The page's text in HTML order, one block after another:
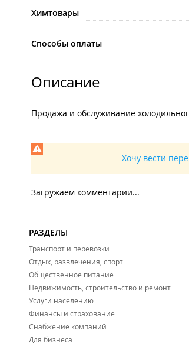
Химтовары
Способы оплаты
Описание
Продажа и обслуживание
Хочу вести
Загружаем комментарии...
РАЗДЕЛЫ
Транспорт и перевозки
Отдых, развлечения, спорт
Общественное питание
Недвижимость, строительство и ремонт
Услуги населению
Финансы и страхование
Снабжение компаний
Для бизнеса